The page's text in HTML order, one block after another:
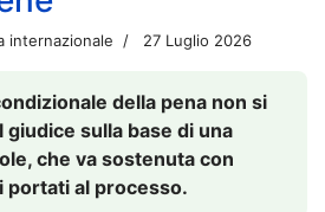
internazionale 27 Luglio 2026
della pena non si
giudice sulla base di una
che va sostenuta con
al processo.